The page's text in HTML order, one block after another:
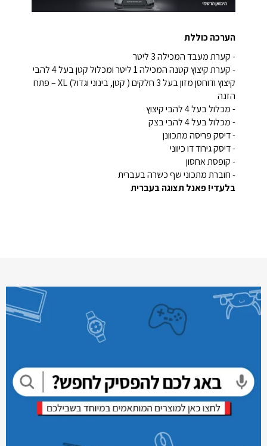
הערכה כוללת
- קערת מעבד המכילה 3 ליטר
- קערת קיצוץ קטנה המכילה 1 ליטר ומכלול קטן בעל 4 להבי
קיצוץ ודוחסן מזון בעל 3 חלקים ( קטן, בינוני וגדול) XL – פתח
הזנה
- מכלול בעל 4 להבי קיצוץ
- מכלול בעל 4 להבי בצק
- דיסק פריסה מתכוונן
- דיסק גירוד דו כיווני
- קופסת אחסון
- חוברת מתכוני שף כשרה בעברית
בלעדי! פאנל תצוגה בעברית